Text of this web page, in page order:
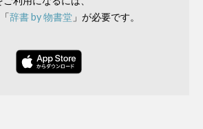
辞書 by 物書堂」が必要です。